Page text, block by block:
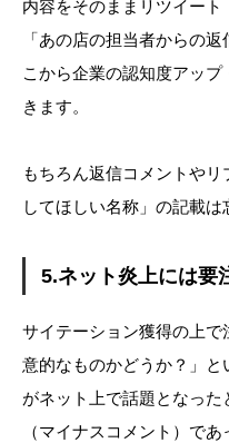
内容をそのままリツイート
「あの店の担当者からの
こから企業の認知度アッ
きます。
もちろん返信コメントや
してほしい名称」の記載は
5.ネット炎上には要
サイテーション獲得の上
意的なものかどうか？」と
がネット上で話題となっ
（マイナスコメント）で